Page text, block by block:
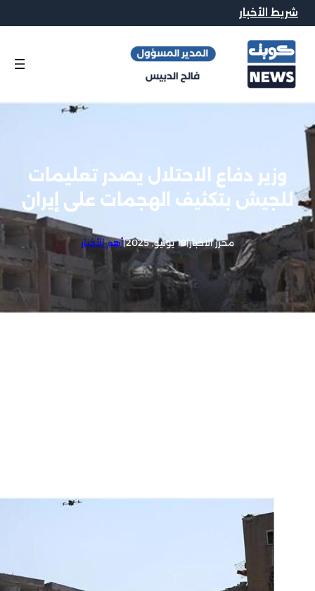
شريط الأخبار
وزير دفاع الاحتلال يصدر تعليمات
للجيش بتكثيف الهجمات على إيران
محرر الاخبار|19 يونيو, 2025 |أهم الأخبار